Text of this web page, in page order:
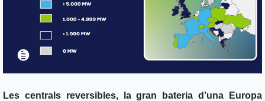
Les centrals reversibles, la gran bateria d’una Europa